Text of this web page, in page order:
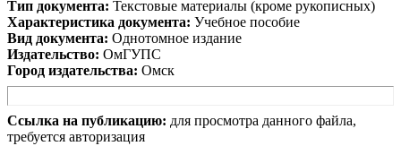
Тип документа: Текстовые материалы (кроме рукописных)
Характеристика документа: Учебное пособие
Вид документа: Однотомное издание
Издательство: ОмГУПС
Город издательства: Омск
Ссылка на публикацию: для просмотра данного файла,
требуется авторизация